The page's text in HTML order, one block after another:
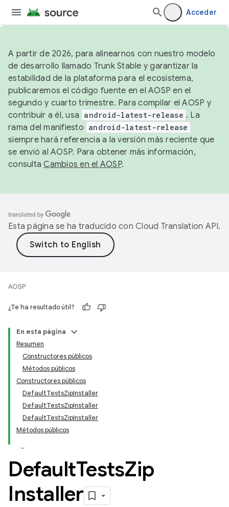
Acceder
A partir de 2026, para alinearnos con nuestro modelo
de desarrollo llamado Trunk Stable y garantizar la
estabilidad de la plataforma para el ecosistema,
publicaremos el código fuente en el AOSP en el
segundo y cuarto trimestre. Para compilar el AOSP y
contribuir a él, usa android-latest-release . La
rama del manifiesto android-latest-release
siempre hará referencia a la versión más reciente que
se envió al AOSP. Para obtener más información,
consultaCambios en el AOSP.
Esta página se ha traducido con Cloud Translation API.
AOSP
¿Te ha resultado útil?
En esta página
Resumen
Constructores públicos
Métodos públicos
Constructores públicos
DefaultTestsZipInstaller
DefaultTestsZipInstaller
DefaultTestsZipInstaller
Métodos públicos
DefaultTestsZip
Installer